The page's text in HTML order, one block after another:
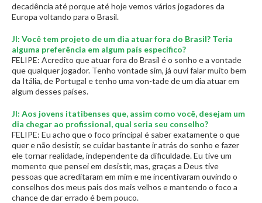
decadência até porque até hoje vemos vários jogadores da
Europa voltando para o Brasil.
JI: Você tem projeto de um dia atuar fora do Brasil? Teria
alguma preferência em algum país específico?
FELIPE: Acredito que atuar fora do Brasil é o sonho e a vontade
que qualquer jogador. Tenho vontade sim, já ouvi falar muito bem
da Itália, de Portugal e tenho uma von-tade de um dia atuar em
algum desses países.
JI: Aos jovens itatibenses que, assim como você, desejam um
dia chegar ao profissional, qual seria seu conselho?
FELIPE: Eu acho que o foco principal é saber exatamente o que
quer e não desistir, se cuidar bastante ir atrás do sonho e fazer
ele tornar realidade, independente da dificuldade. Eu tive um
momento que pensei em desistir, mas, graças a Deus tive
pessoas que acreditaram em mim e me incentivaram ouvindo o
conselhos dos meus pais dos mais velhos e mantendo o foco a
chance de dar errado é bem pouco.